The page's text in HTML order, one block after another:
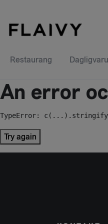
Restaurang
An error
TypeError:
Try again